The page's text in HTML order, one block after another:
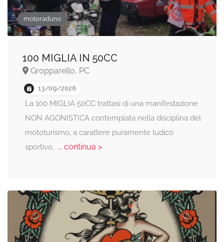
motoraduno
100 MIGLIA IN 50CC
Gropparello, PC
13/09/2026
La 100 MIGLIA 50CC trattasi di una manifestazione
NON AGONISTICA contemplata nella disciplina del
mototurismo, a carattere puramente ludico
sportivo, ... continua >